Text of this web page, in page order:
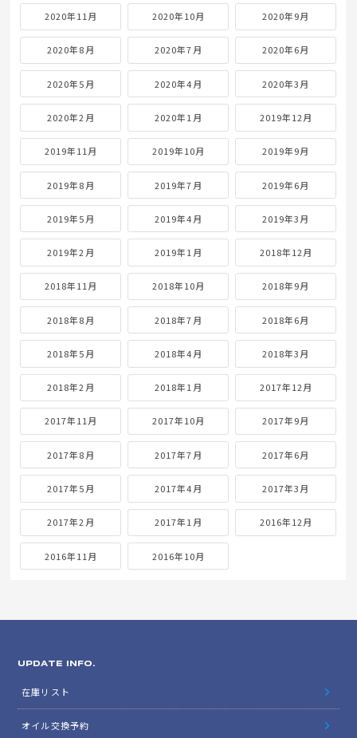
2020年11月 2020年10月 2020年9月
2020年8月 2020年7月 2020年6月
2020年5月 2020年4月 2020年3月
2020年2月 2020年1月 2019年12月
2019年11月 2019年10月 2019年9月
2019年8月 2019年7月 2019年6月
2019年5月 2019年4月 2019年3月
2019年2月 2019年1月 2018年12月
2018年11月 2018年10月 2018年9月
2018年8月 2018年7月 2018年6月
2018年5月 2018年4月 2018年3月
2018年2月 2018年1月 2017年12月
2017年11月 2017年10月 2017年9月
2017年8月 2017年7月 2017年6月
2017年5月 2017年4月 2017年3月
2017年2月 2017年1月 2016年12月
2016年11月 2016年10月
UPDATE INFO.
在庫リスト
オイル交換予約